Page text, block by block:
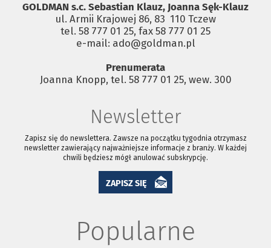
GOLDMAN s.c. Sebastian Klauz, Joanna Sęk-Klauz
ul. Armii Krajowej 86, 83 ­ 110 Tczew
tel. 58 777 01 25, fax 58 777 01 25
e-mail: ado@goldman.pl
Prenumerata
Joanna Knopp, tel. 58 777 01 25, wew. 300
Newsletter
Zapisz się do newslettera. Zawsze na początku tygodnia otrzymasz
newsletter zawierający najważniejsze informacje z branży. W każdej
chwili będziesz mógł anulować subskrypcję.
ZAPISZ SIĘ
Popularne